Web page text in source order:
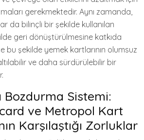
gerekmektedir. Aynı zamanda,
da bilinçli bir şekilde kullanılan
geri dönüştürülmesine katkıda
bu şekilde yemek kartlarının olumsuz
ve daha sürdürülebilir bir
Bozdurma Sistemi:
ve Metropol Kart
Karşılaştığı Zorluklar